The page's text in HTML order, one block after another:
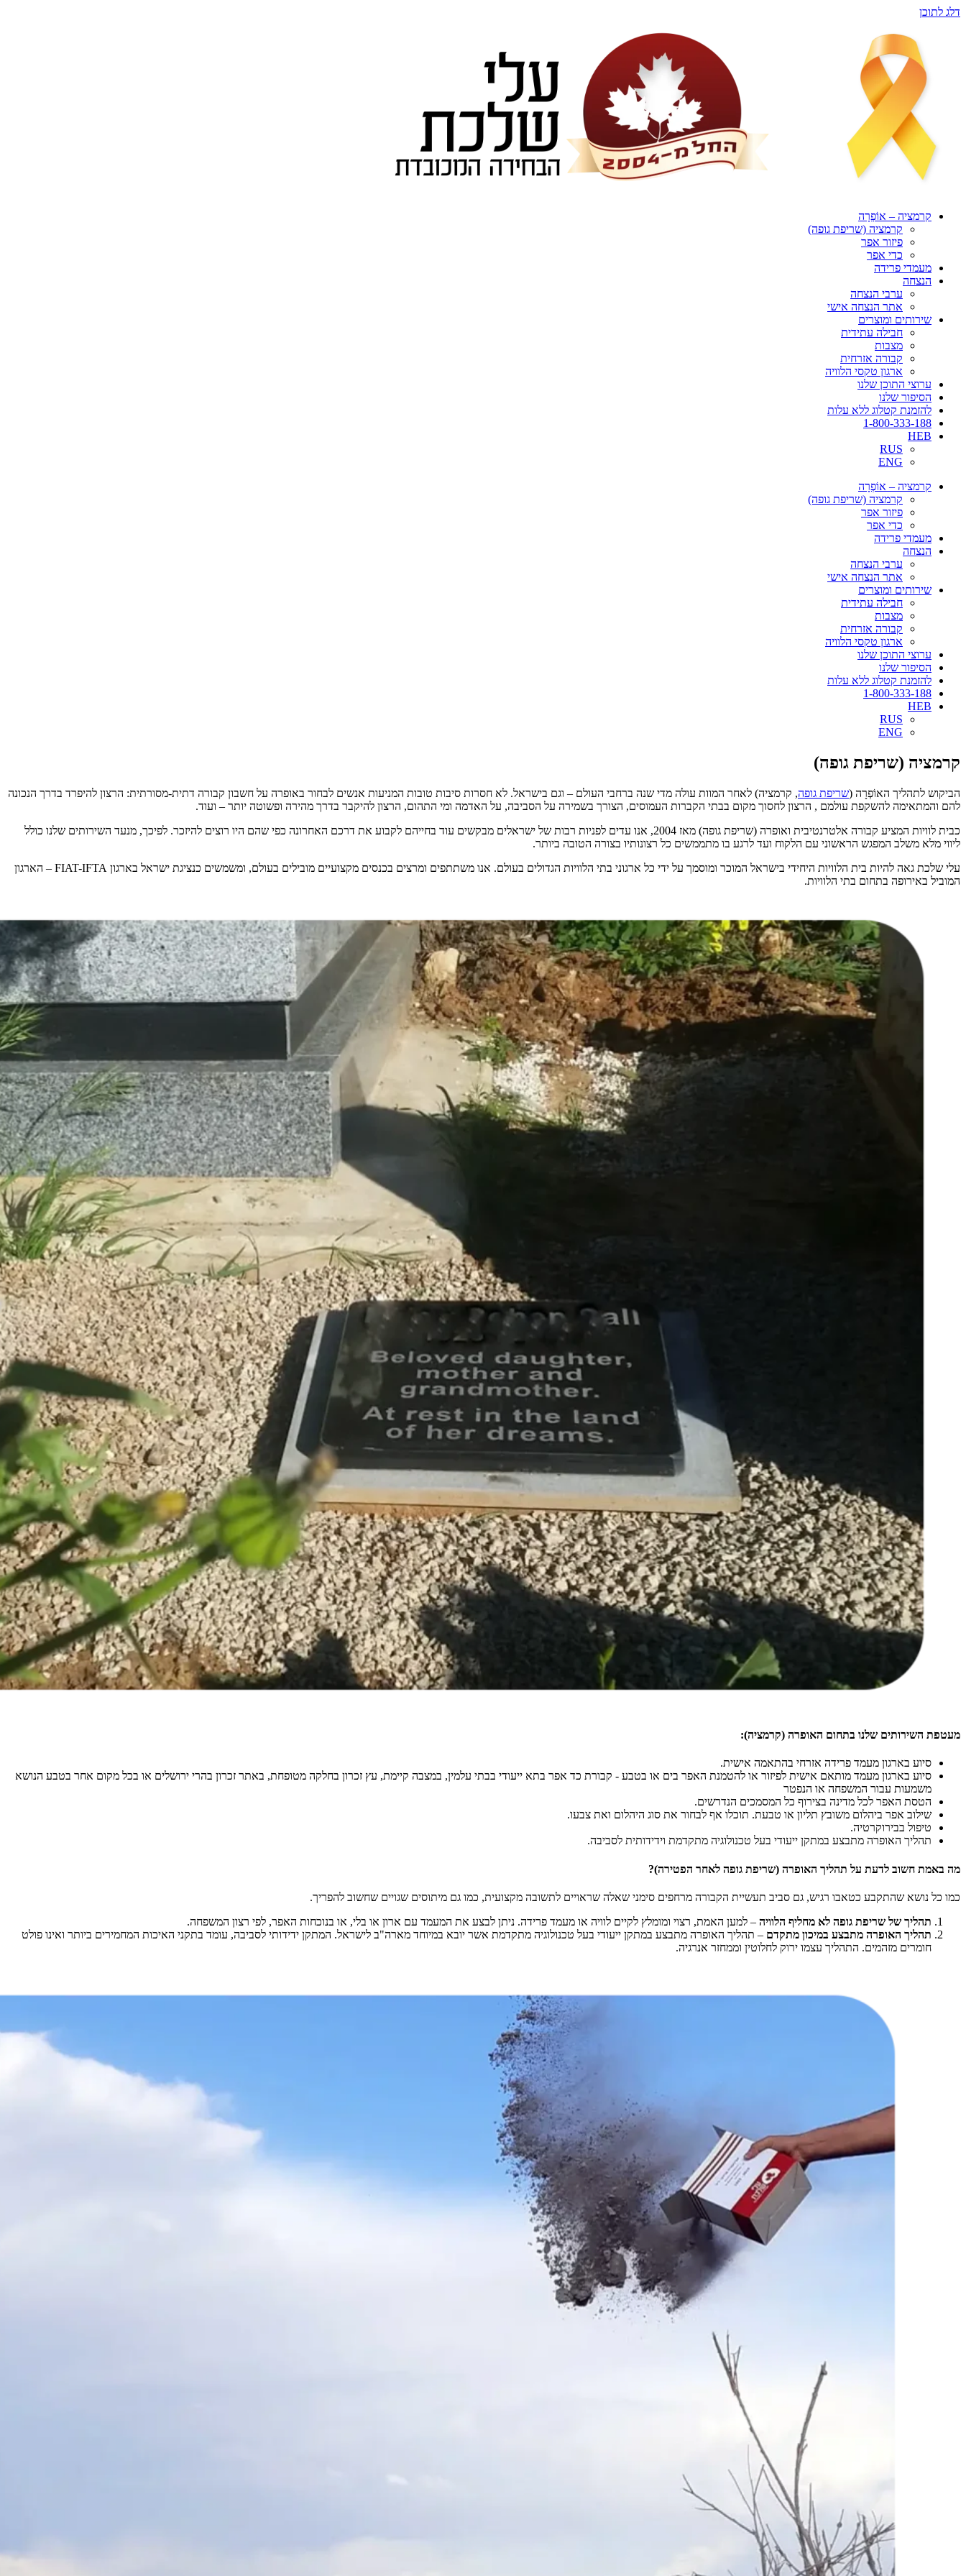
דלג לתוכן
קרמציה – אוֹפְרָה
קרמציה (שריפת גופה)
פיזור אפר
כדי אפר
מעמדי פרידה
הנצחה
ערבי הנצחה
אתר הנצחה אישי
שירותים ומוצרים
חבילה עתידית
מצבות
קבורה אזרחית
ארגון טקסי הלוויה
ערוצי התוכן שלנו
הסיפור שלנו
להזמנת קטלוג ללא עלות
1-800-333-188
HEB
RUS
ENG
קרמציה – אוֹפְרָה
קרמציה (שריפת גופה)
פיזור אפר
כדי אפר
מעמדי פרידה
הנצחה
ערבי הנצחה
אתר הנצחה אישי
שירותים ומוצרים
חבילה עתידית
מצבות
קבורה אזרחית
ארגון טקסי הלוויה
ערוצי התוכן שלנו
הסיפור שלנו
להזמנת קטלוג ללא עלות
1-800-333-188
HEB
RUS
ENG
קרמציה (שריפת גופה)
הביקוש לתהליך האוֹפְרָה (שריפת גופה, קרמציה) לאחר המוות עולה מדי שנה ברחבי העולם – וגם בישראל. לא חסרות סיבות טובות המניעות אנשים לבחור באופרה על חשבון קבורה דתית-מסורתית: הרצון להיפרד בדרך הנכונה
להם והמתאימה להשקפת עולמם , הרצון לחסוך מקום בבתי הקברות העמוסים, הצורך בשמירה על הסביבה, על האדמה ומי התהום, הרצון להיקבר בדרך מהירה ופשוטה יותר – ועוד.
כבית לוויות המציע קבורה אלטרנטיבית ואופרה (שריפת גופה) מאז 2004, אנו עדים לפניות רבות של ישראלים מבקשים עוד בחייהם לקבוע את דרכם האחרונה כפי שהם היו רוצים להיזכר. לפיכך, מנעד השירותים שלנו כולל
ליווי מלא משלב המפגש הראשוני עם הלקוח ועד לרגע בו מתממשים כל רצונותיו בצורה הטובה ביותר.
עלי שלכת גאה להיות בית הלוויות היחידי בישראל המוכר ומוסמך על ידי כל ארגוני בתי הלוויות הגדולים בעולם. אנו משתתפים ומרצים בכנסים מקצועיים מובילים בעולם, ומשמשים כנציגת ישראל בארגון FIAT-IFTA – הארגון
המוביל באירופה בתחום בתי הלוויות.
מעטפת השירותים שלנו בתחום האופרה (קרמציה):
סיוע בארגון מעמד פרידה אזרחי בהתאמה אישית.
סיוע בארגון מעמד מותאם אישית לפיזור או להטמנת האפר בים או בטבע - קבורת כד אפר בתא ייעודי בבתי עלמין, במצבה קיימת, עץ זכרון בחלקה מטופחת, באתר זכרון בהרי ירושלים או בכל מקום אחר בטבע הנושא
משמעות עבור המשפחה או הנפטר
הטסת האפר לכל מדינה בצירוף כל המסמכים הנדרשים.
שילוב אפר ביהלום משובץ תליון או טבעת. תוכלו אף לבחור את סוג היהלום ואת צבעו.
טיפול בבירוקרטיה.
תהליך האופרה מתבצע במתקן ייעודי בעל טכנולוגיה מתקדמת וידידותית לסביבה.
מה באמת חשוב לדעת על תהליך האופרה (שריפת גופה לאחר הפטירה)?
כמו כל נושא שהתקבע כטאבו רגיש, גם סביב תעשיית הקבורה מרחפים סימני שאלה שראויים לתשובה מקצועית, כמו גם מיתוסים שגויים שחשוב להפריך.
תהליך של שריפת גופה לא מחליף הלוויה – למען האמת, רצוי ומומלץ לקיים לוויה או מעמד פרידה. ניתן לבצע את המעמד עם ארון או בלי, או בנוכחות האפר, לפי רצון המשפחה.
תהליך האופרה מתבצע במיכון מתקדם – תהליך האופרה מתבצע במתקן ייעודי בעל טכנולוגיה מתקדמת אשר יובא במיוחד מארה"ב לישראל. המתקן ידידותי לסביבה, עומד בתקני האיכות המחמירים ביותר ואינו פולט
חומרים מזהמים. התהליך עצמו ירוק לחלוטין וממחזר אנרגיה.